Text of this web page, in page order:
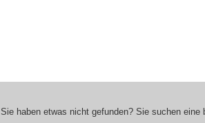
Sie haben etwas nicht gefunden? Sie suchen